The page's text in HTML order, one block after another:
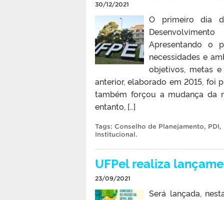
30/12/2021
O primeiro dia
Apresentando o
necessidades e
objetivos, metas
anterior, elaborado em 2015, foi
também forçou a mudança da
entanto, […]
Tags: Conselho de Planejamento, PDI,
Institucional.
UFPel realiza
23/09/2021
Será lançada,